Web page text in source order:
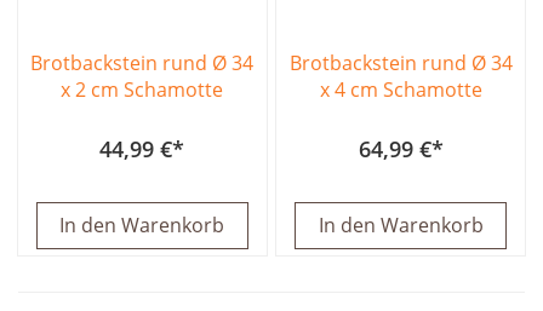
Brotbackstein rund Ø 34
x 2 cm Schamotte
44,99 €
In den Warenkorb
Brotbackstein rund Ø 34
x 4 cm Schamotte
64,99 €
In den Warenkorb